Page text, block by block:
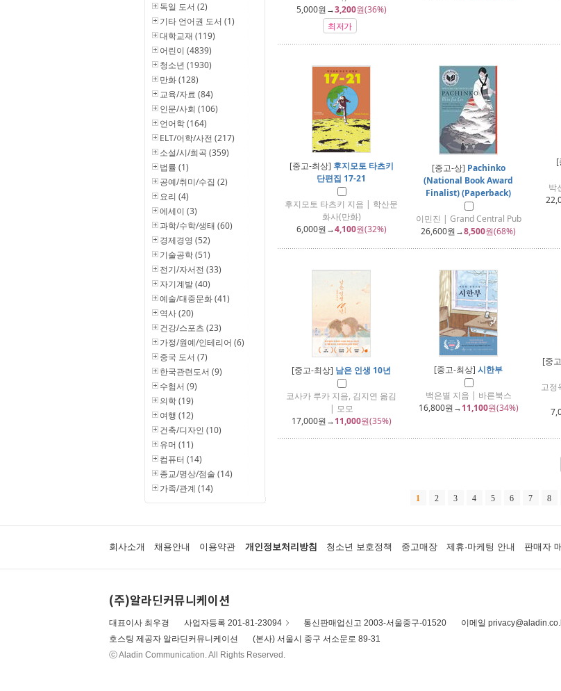
독일 도서 (2)
기타 언어권 도서 (1)
대학교재 (119)
어린이 (4839)
청소년 (1930)
만화 (128)
교육/자료 (84)
인문/사회 (106)
언어학 (164)
ELT/어학/사전 (217)
소설/시/희곡 (359)
법률 (1)
공예/취미/수집 (2)
요리 (4)
에세이 (3)
과학/수학/생태 (60)
경제경영 (52)
기술공학 (51)
전기/자서전 (33)
자기계발 (40)
예술/대중문화 (41)
역사 (20)
건강/스포츠 (23)
가정/원예/인테리어 (6)
중국 도서 (7)
한국관련도서 (9)
수험서 (9)
의학 (19)
여행 (12)
건축/디자인 (10)
유머 (11)
컴퓨터 (14)
종교/명상/점술 (14)
가족/관계 (14)
5,000원→3,200원(36%)
최저가
[중고-최상] 후지모토 타츠키
단편집 17-21
후지모토 타츠키 지음 | 학산문
화사(만화)
6,000원→4,100원(32%)
[중고-상] Pachinko
(National Book Award
Finalist) (Paperback)
이민진 | Grand Central Pub
26,600원→8,500원(68%)
[
박
[중고-최상] 남은 인생 10년
코사카 루카 지음, 김지연 옮김
| 모모
17,000원→11,000원(35%)
[중고-최상] 시한부
백은별 지음 | 바른북스
16,800원→11,100원(34%)
[중
고정
1 2 3 4 5 6 7 8
회사소개 채용안내 이용약관 개인정보처리방침 청소년 보호정책 중고매장 제휴·마케팅 안내 판매자
(주)알라딘커뮤니케이션
대표이사 최우경 사업자등록 201-81-23094 통신판매업신고 2003-서울중구-01520
이메일
호스팅 제공자 알라딘커뮤니케이션
(본사) 서울시 중구 서소문로 89-31
ⓒ Aladin Communication. All Rights Reserved.